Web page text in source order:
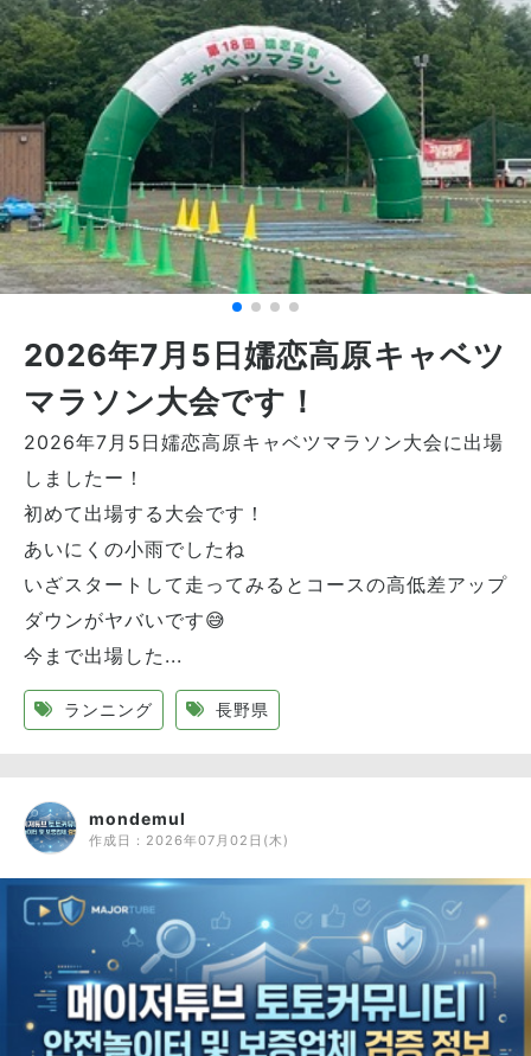
2026年7月5日嬬恋高原キャベツ
マラソン大会です！
2026年7月5日嬬恋高原キャベツマラソン大会に出場
しましたー！
初めて出場する大会です！
あいにくの小雨でしたね
いざスタートして走ってみるとコースの高低差アップ
ダウンがヤバいです😅
今まで出場した...
ランニング 長野県
mondemul
作成日： 2026年07月02日(木)